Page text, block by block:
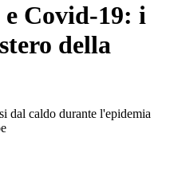
Covid-19: i
della
dal caldo durante l'epidemia